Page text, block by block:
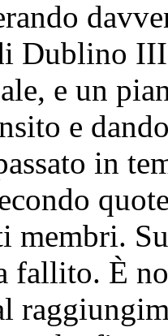
Dublino
e un
e
in
membri.
fallito. È